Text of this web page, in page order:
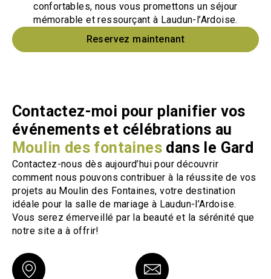
confortables, nous vous promettons un séjour
mémorable et ressourçant à Laudun-l’Ardoise.
Reservez maintenant
Contactez-moi pour planifier vos
événements et célébrations au
Moulin des fontaines dans le Gard
Contactez-nous dès aujourd’hui pour découvrir
comment nous pouvons contribuer à la réussite de vos
projets au Moulin des Fontaines, votre destination
idéale pour la salle de mariage à Laudun-l’Ardoise.
Vous serez émerveillé par la beauté et la sérénité que
notre site a à offrir!